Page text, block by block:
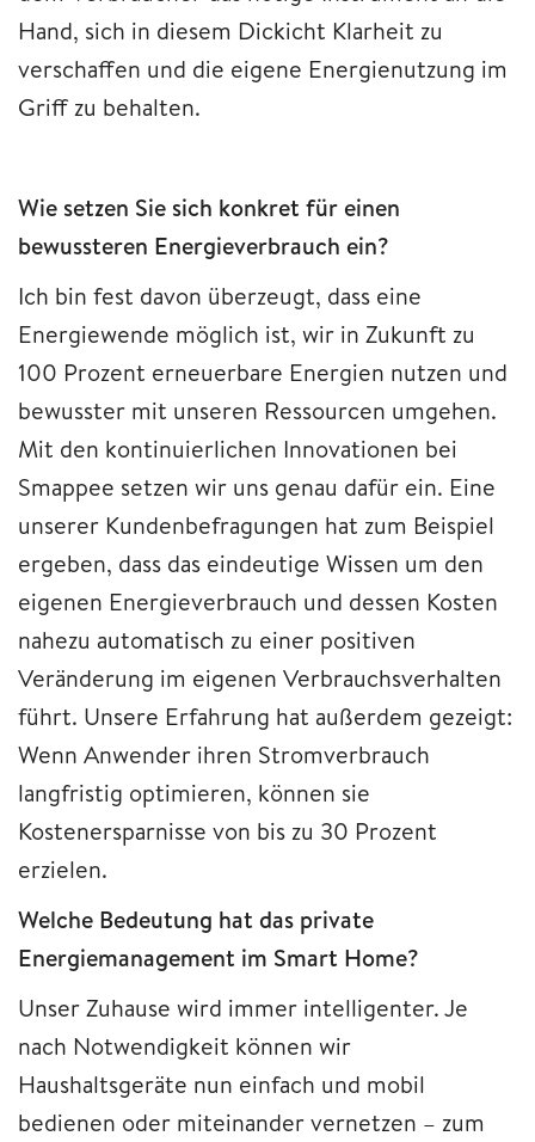
Hand, sich in diesem Dickicht Klarheit zu
verschaffen und die eigene Energienutzung im
Griff zu behalten.
Wie setzen Sie sich konkret für einen
bewussteren Energieverbrauch ein?
Ich bin fest davon überzeugt, dass eine
Energiewende möglich ist, wir in Zukunft zu
100 Prozent erneuerbare Energien nutzen und
bewusster mit unseren Ressourcen umgehen.
Mit den kontinuierlichen Innovationen bei
Smappee setzen wir uns genau dafür ein. Eine
unserer Kundenbefragungen hat zum Beispiel
ergeben, dass das eindeutige Wissen um den
eigenen Energieverbrauch und dessen Kosten
nahezu automatisch zu einer positiven
Veränderung im eigenen Verbrauchsverhalten
führt. Unsere Erfahrung hat außerdem gezeigt:
Wenn Anwender ihren Stromverbrauch
langfristig optimieren, können sie
Kostenersparnisse von bis zu 30 Prozent
erzielen.
Welche Bedeutung hat das private
Energiemanagement im Smart Home?
Unser Zuhause wird immer intelligenter. Je
nach Notwendigkeit können wir
Haushaltsgeräte nun einfach und mobil
bedienen oder miteinander vernetzen – zum